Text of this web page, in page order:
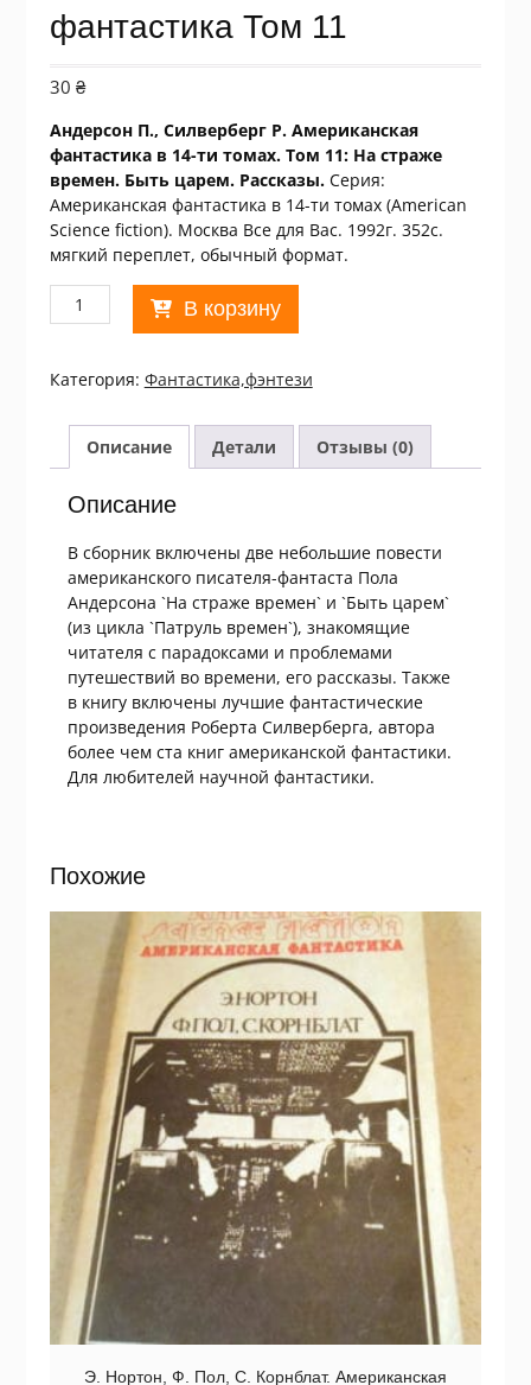
фантастика Том 11
30 ₴
Андерсон П., Силверберг Р. Американская
фантастика в 14-ти томах. Том 11: На страже
времен. Быть царем. Рассказы. Серия:
Американская фантастика в 14-ти томах (American
Science fiction). Москва Все для Вас. 1992г. 352с.
мягкий переплет, обычный формат.
Количество
товара
Андерсон,
Силверберг.
Американская
фантастика
Том
В корзину
Категория: Фантастика,фэнтези
Описание Детали Отзывы (0)
Описание
В сборник включены две небольшие повести
американского писателя-фантаста Пола
Андерсона `На страже времен` и `Быть царем`
(из цикла `Патруль времен`), знакомящие
читателя с парадоксами и проблемами
путешествий во времени, его рассказы. Также
в книгу включены лучшие фантастические
произведения Роберта Силверберга, автора
более чем ста книг американской фантастики.
Для любителей научной фантастики.
Похожие
Э. Нортон, Ф. Пол, С. Корнблат. Американская